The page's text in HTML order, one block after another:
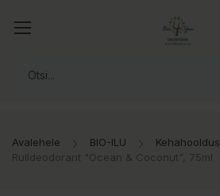
Avalehele BIO-ILU Kehahooldus
Rulldeodorant "Ocean & Coconut", 75ml